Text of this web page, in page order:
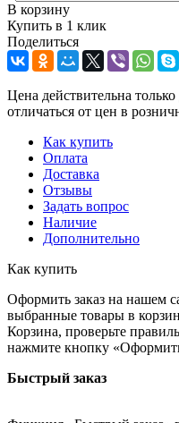
В корзину
Купить в 1 клик
Поделиться
Цена действительна
отличаться от цен в
Как купить
Оплата
Доставка
Отзывы
Задать вопрос
Наличие
Дополнительно
Как купить
Оформить заказ на нашем
выбранные товары в
Корзина, проверьте
нажмите кнопку
Быстрый заказ